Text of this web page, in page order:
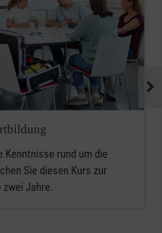
Kenntnisse rund um die
Sie diesen Kurs zur
Jahre.